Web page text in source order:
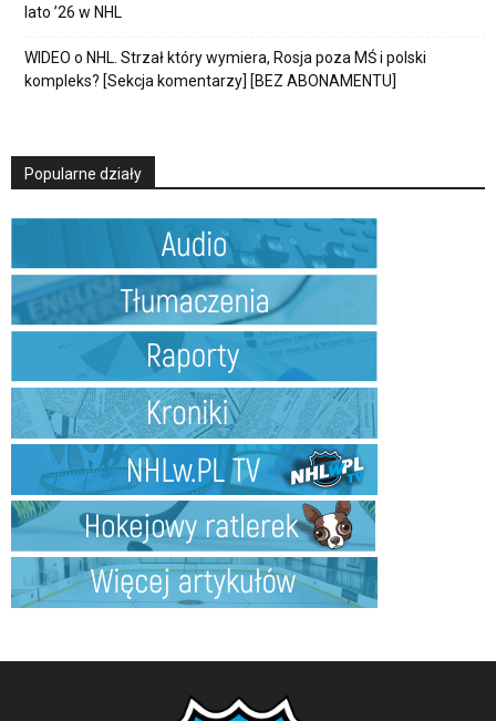
lato ’26 w NHL
WIDEO o NHL. Strzał który wymiera, Rosja poza MŚ i polski
kompleks? [Sekcja komentarzy] [BEZ ABONAMENTU]
Popularne działy